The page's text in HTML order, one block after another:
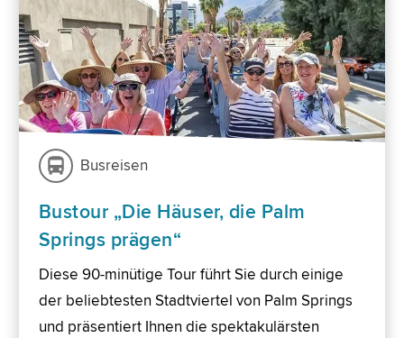
Busreisen
Bustour „Die Häuser, die Palm
Springs prägen“
Diese 90-minütige Tour führt Sie durch einige
der beliebtesten Stadtviertel von Palm Springs
und präsentiert Ihnen die spektakulärsten